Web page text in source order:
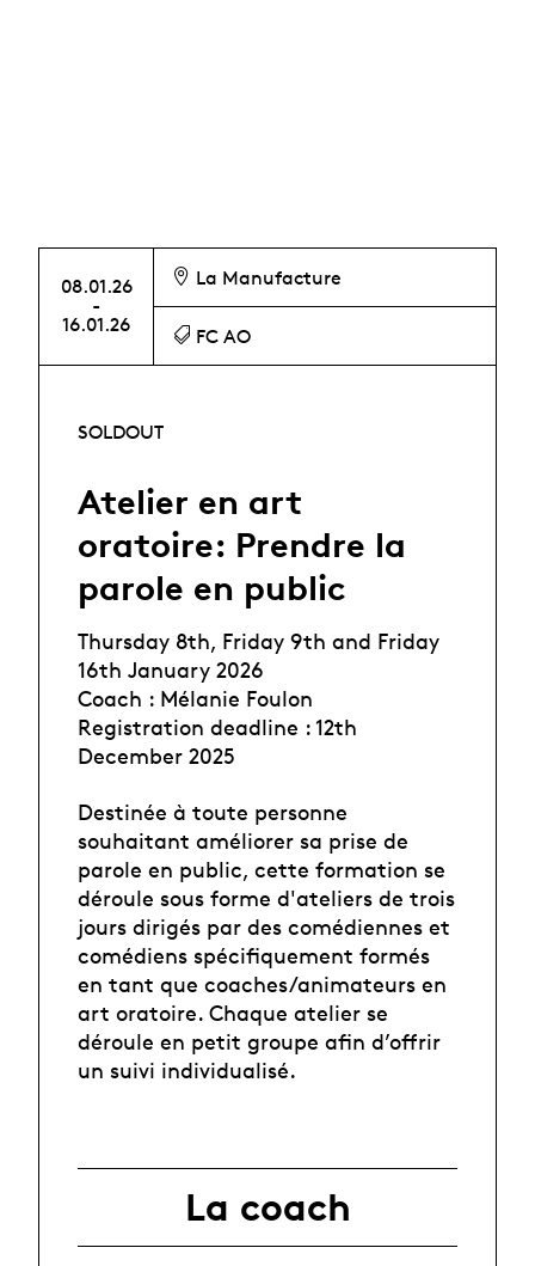
08.01.26
-
16.01.26
La Manufacture
FC AO
SOLDOUT
Atelier en art
oratoire: Prendre la
parole en public
Thursday 8th, Friday 9th and Friday
16th January 2026
Coach : Mélanie Foulon
Registration deadline : 12th
December 2025
Destinée à toute personne
souhaitant améliorer sa prise de
parole en public, cette formation se
déroule sous forme d'ateliers de trois
jours dirigés par des comédiennes et
comédiens spécifiquement formés
en tant que coaches/animateurs en
art oratoire. Chaque atelier se
déroule en petit groupe afin d’offrir
un suivi individualisé.
La coach